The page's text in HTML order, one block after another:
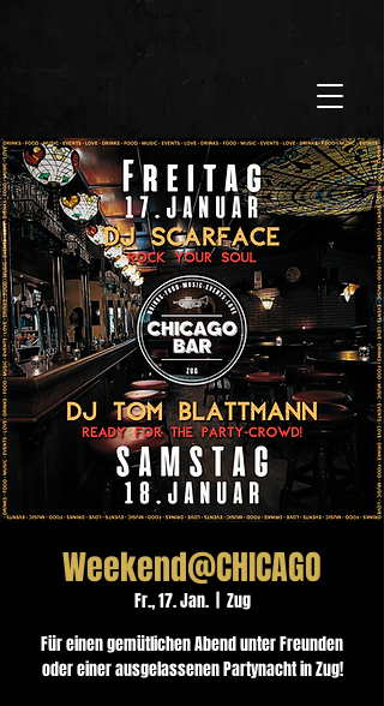
Weekend@CHICAGO
Fr., 17. Jan.
  |
Zug
Für einen gemütlichen Abend unter Freunden
oder einer ausgelassenen Partynacht in Zug!